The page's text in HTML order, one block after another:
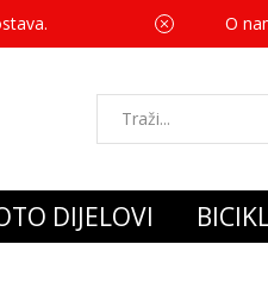
O
DIJELOVI